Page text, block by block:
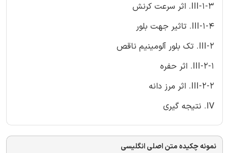
III-1-3. اثر سرعت کرنش
III-1-4. تاثیر جهت بلور
III-2. تک بلور آلومینیم ناقص
III-2-1. اثر حفره
III-2-2. اثر مرز دانه
IV. نتیجه گیری
نمونه چکیده متن اصلی انگلیسی